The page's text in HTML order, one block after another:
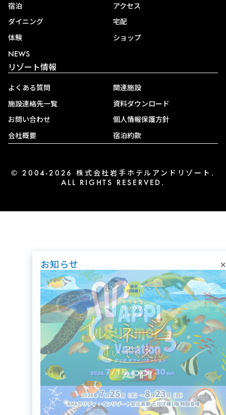
宿泊
ダイニング
体験
NEWS
アクセス
宅配
ショップ
リゾート情報
よくある質問
施設連絡先一覧
お問い合わせ
会社概要
関連施設
資料ダウンロード
個人情報保護方針
宿泊約款
© 2004-2026 株式会社岩手ホテルアンドリゾート.
ALL RIGHTS RESERVED.
お知らせ ×